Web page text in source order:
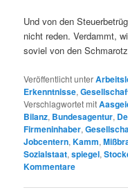
Und von den
nicht reden. Verdammt,
soviel von den
Veröffentlicht unter
Erkenntnisse,
Verschlagwortet mit
Bilanz, Bundesagentur,
Firmeninhaber,
Jobcentern,Kamm,
Sozialstaat,spiegel,
Kommentare